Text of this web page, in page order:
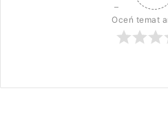
Oceń temat